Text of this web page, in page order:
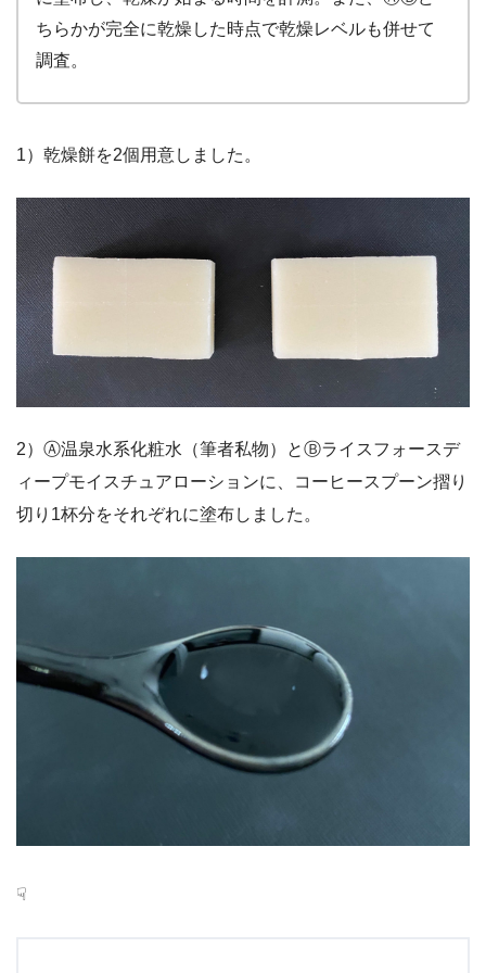
ちらかが完全に乾燥した時点で乾燥レベルも併せて
調査。
1）乾燥餅を2個用意しました。
2）Ⓐ温泉水系化粧水（筆者私物）とⒷライスフォースデ
ィープモイスチュアローションに、コーヒースプーン摺り
切り1杯分をそれぞれに塗布しました。
☟